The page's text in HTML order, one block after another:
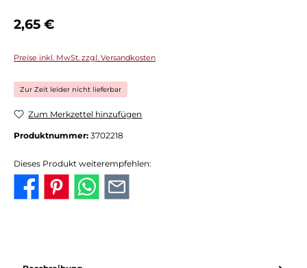
Regulärer Preis:
2,65 €
Preise inkl. MwSt. zzgl. Versandkosten
Zur Zeit leider nicht lieferbar
Zum Merkzettel hinzufügen
Produktnummer: 3702218
Dieses Produkt weiterempfehlen: